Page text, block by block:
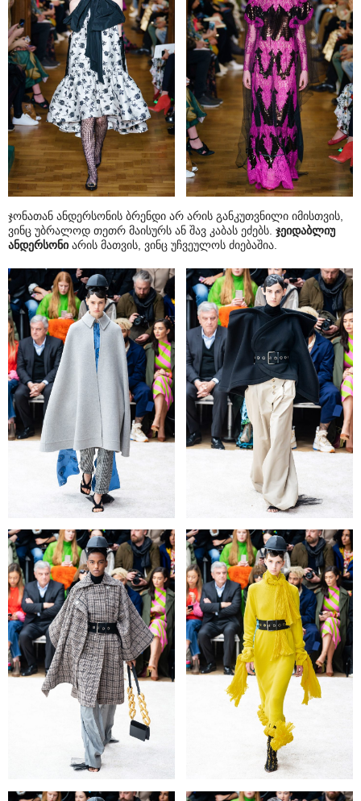
ჯონათან ანდერსონის ბრენდი არ არის განკუთვნილი იმისთვის,
ვინც უბრალოდ თეთრ მაისურს ან შავ კაბას ეძებს. ჯეიდაბლიუ
ანდერსონიარის მათვის, ვინც უჩვეულოს ძიებაშია.